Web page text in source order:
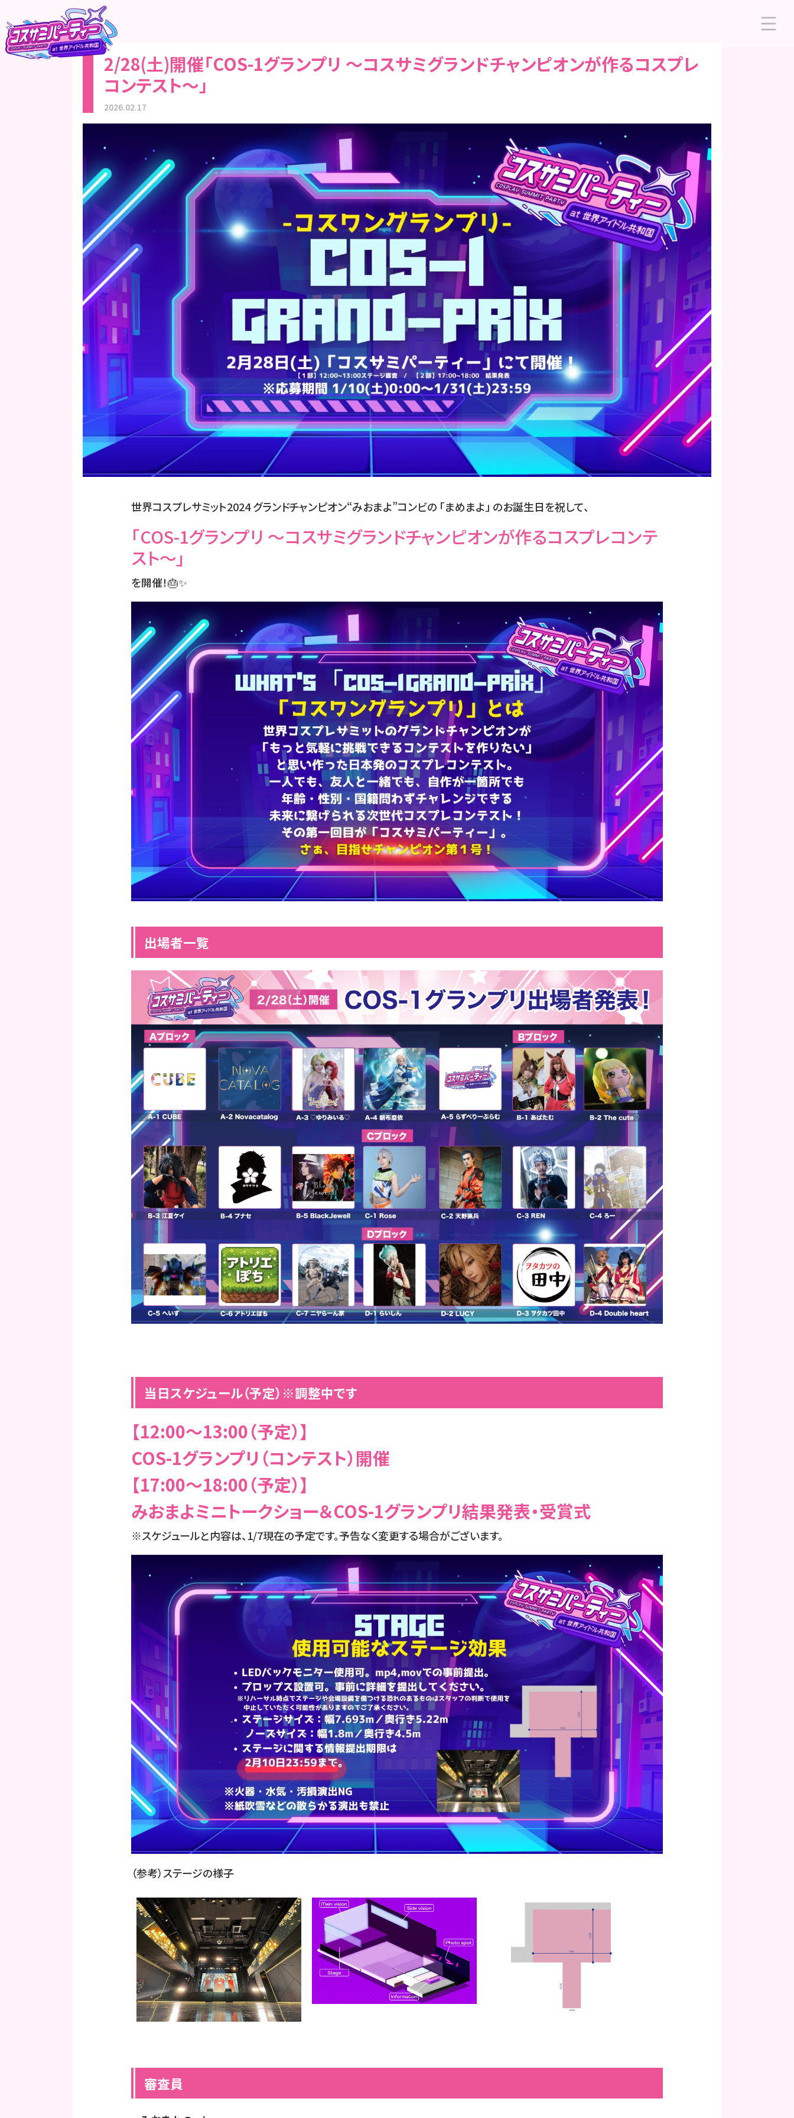
2/28(土)開催「COS-1グランプリ 〜コスサミグランドチャンピオンが作るコスプレ
コンテスト〜」
2026.02.17
世界コスプレサミット2024 グランドチャンピオン“みおまよ”コンビの 「まめまよ」 のお誕生日を祝して、
「COS-1グランプリ 〜コスサミグランドチャンピオンが作るコスプレコンテ
スト〜」
を開催！🎂✨
出場者一覧
当日スケジュール（予定）※調整中です
【12:00〜13:00（予定）】
COS-1グランプリ（コンテスト）開催
【17:00〜18:00（予定）】
みおまよミニトークショー＆COS-1グランプリ結果発表・受賞式
※スケジュールと内容は、1/7現在の予定です。予告なく変更する場合がございます。
（参考）ステージの様子
審査員